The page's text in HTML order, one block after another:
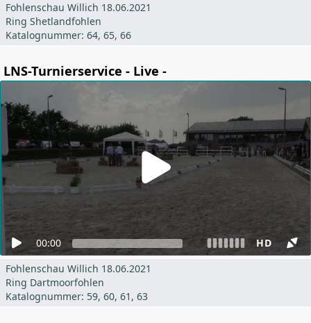
Fohlenschau Willich 18.06.2021
Ring Shetlandfohlen
Katalognummer: 64, 65, 66
LNS-Turnierservice - Live -
00:00
HD
Fohlenschau Willich 18.06.2021
Ring Dartmoorfohlen
Katalognummer: 59, 60, 61, 63